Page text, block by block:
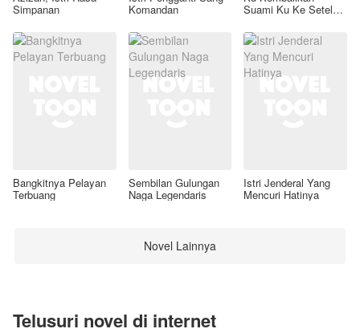
Simpanan Komandan Suami Ku Ke Setelan
Bangkitnya Pelayan
Terbuang
Sembilan Gulungan
Naga Legendaris
Istri Jenderal Yang
Mencuri Hatinya
Novel Lainnya
Telusuri novel di internet